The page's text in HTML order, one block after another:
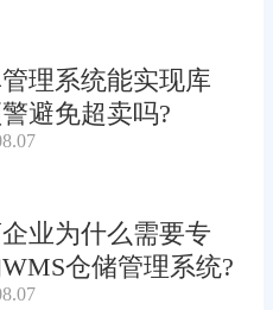
理系统能实现库
避免超卖吗?
业为什么需要专
仓储管理系统?